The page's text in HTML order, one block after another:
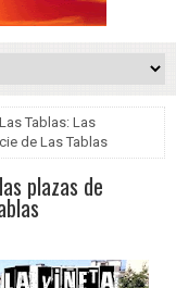
Tablas: Las
de Las Tablas
plazas de